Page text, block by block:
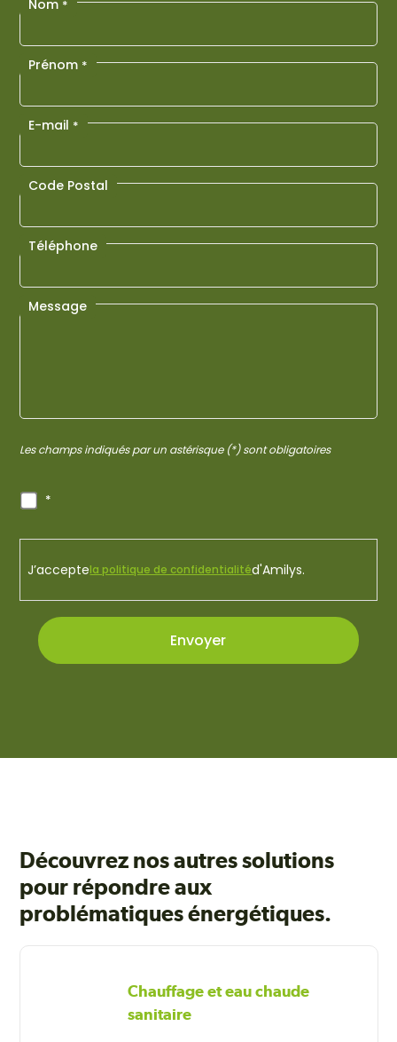
Nom *
Prénom *
E-mail *
Code Postal
Téléphone
Message
Les champs indiqués par un astérisque (*) sont obligatoires
* *
J’acceptela politique de confidentialitéd'Amilys.
Envoyer
Découvrez nos autres solutions
pour répondre aux
problématiques énergétiques.
Chauffage et eau chaude
sanitaire